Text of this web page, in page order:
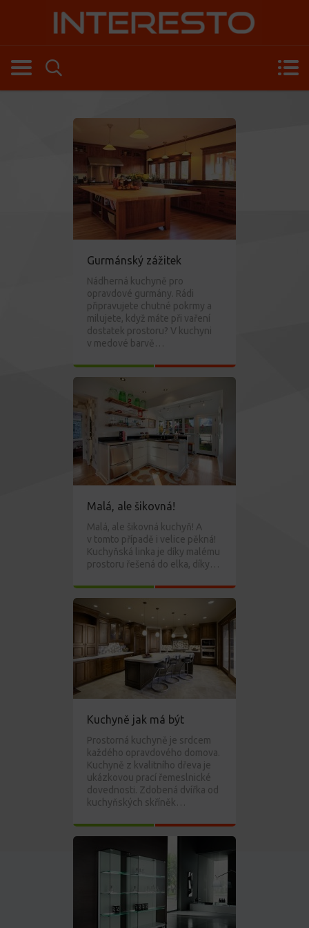
Gurmánský zážitek
Nádherná kuchyně pro
opravdové gurmány. Rádi
připravujete chutné pokrmy a
milujete, když máte při vaření
dostatek prostoru? V kuchyni
v medové barvě…
Malá, ale šikovná!
Malá, ale šikovná kuchyň! A
v tomto případě i velice pěkná!
Kuchyňská linka je díky malému
prostoru řešená do elka, díky…
Kuchyně jak má být
Prostorná kuchyně je srdcem
každého opravdového domova.
Kuchyně z kvalitního dřeva je
ukázkovou prací řemeslnické
dovednosti. Zdobená dvířka od
kuchyňských skříněk…